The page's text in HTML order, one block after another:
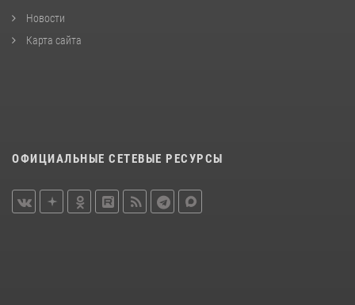
Новости
Карта сайта
ОФИЦИАЛЬНЫЕ СЕТЕВЫЕ РЕСУРСЫ